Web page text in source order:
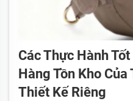
Các Thực Hành
Hàng Tồn Kho
Thiết Kế Riêng